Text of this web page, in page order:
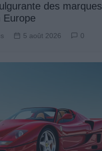
des marques
Europe
5 août 2026 0